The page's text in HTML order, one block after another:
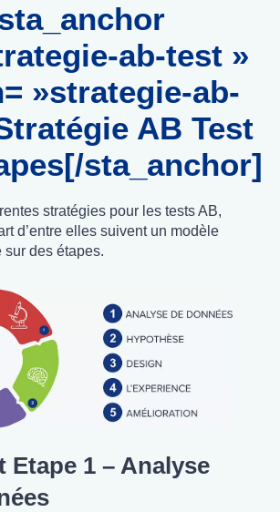
ab-test »
»strategie-ab-
AB Test
sta_anchor]
stratégies pour les tests AB,
d’entre elles suivent un modèle
sur des étapes.
Etape 1 – Analyse